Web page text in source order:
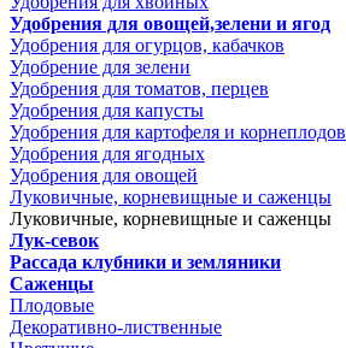
Удобрения для овощей,зелени и ягод
Удобрения для огурцов, кабачков
Удобрение для зелени
Удобрения для томатов, перцев
Удобрения для капусты
Удобрения для картофеля и корнеплодов
Удобрения для ягодных
Удобрения для овощей
Луковичные, корневищные и саженцы
Луковичные, корневищные и саженцы
Лук-севок
Рассада клубники и земляники
Саженцы
Плодовые
Декоративно-лиственные